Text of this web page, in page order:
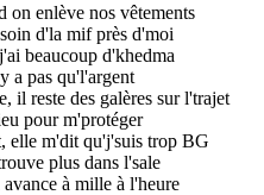
on enlève nos vêtements
d'la mif près d'moi
beaucoup d'khedma
a pas qu'l'argent
il reste des galères sur l'trajet
pour m'protéger
elle m'dit qu'j'suis trop BG
plus dans l'sale
à mille à l'heure